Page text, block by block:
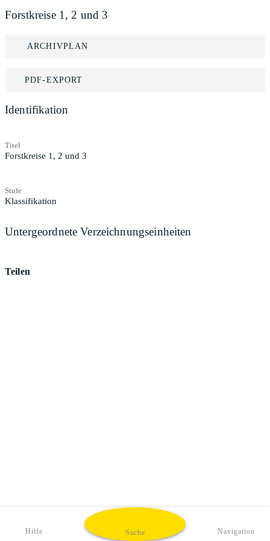
Forstkreise 1, 2 und 3
ARCHIVPLAN
PDF-EXPORT
Identifikation
Titel
Forstkreise 1, 2 und 3
Stufe
Klassifikation
Untergeordnete Verzeichnungseinheiten
Teilen
Hilfe Suche Navigation